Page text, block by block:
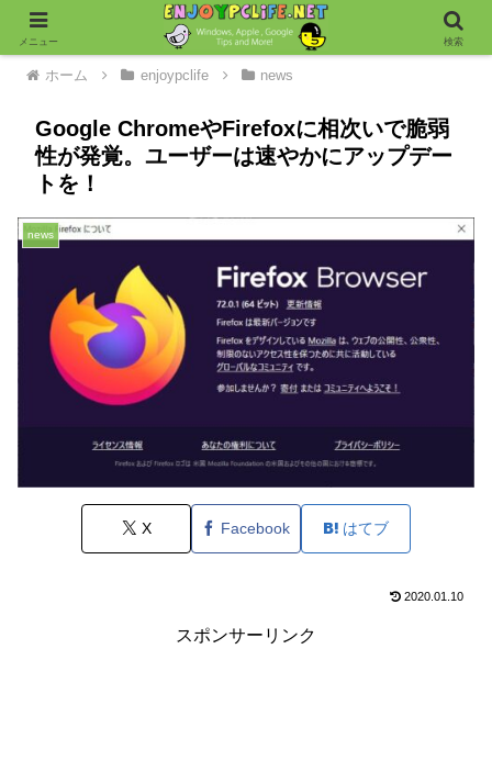
ホーム enjoypclife news
Google ChromeやFirefoxに相次いで脆弱
性が発覚。ユーザーは速やかにアップデー
トを！
news
X Facebook はてブ
2020.01.10
スポンサーリンク
メニュー 検索